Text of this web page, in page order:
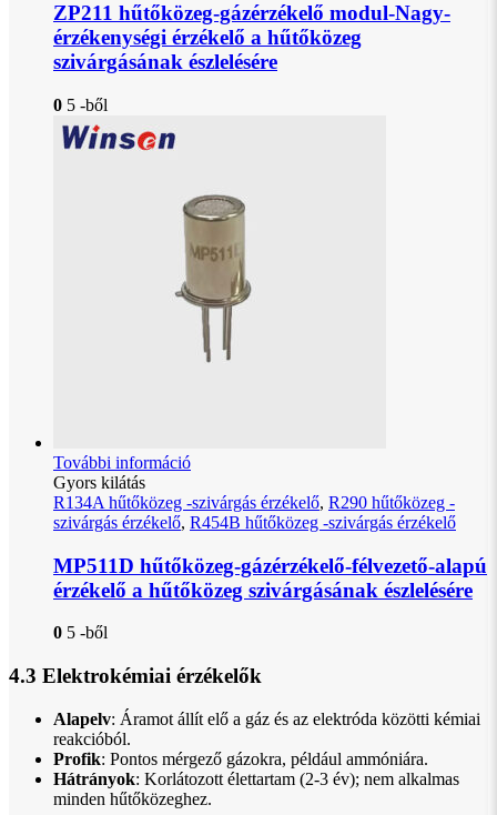
ZP211 hűtőközeg-gázérzékelő modul-Nagy-
érzékenységi érzékelő a hűtőközeg
szivárgásának észlelésére
0 5 -ből
További információ
Gyors kilátás
R134A hűtőközeg -szivárgás érzékelő, R290 hűtőközeg -
szivárgás érzékelő, R454B hűtőközeg -szivárgás érzékelő
MP511D hűtőközeg-gázérzékelő-félvezető-alapú
érzékelő a hűtőközeg szivárgásának észlelésére
0 5 -ből
4.3 Elektrokémiai érzékelők
Alapelv: Áramot állít elő a gáz és az elektróda közötti kémiai
reakcióból.
Profik: Pontos mérgező gázokra, például ammóniára.
Hátrányok: Korlátozott élettartam (2-3 év); nem alkalmas
minden hűtőközeghez.